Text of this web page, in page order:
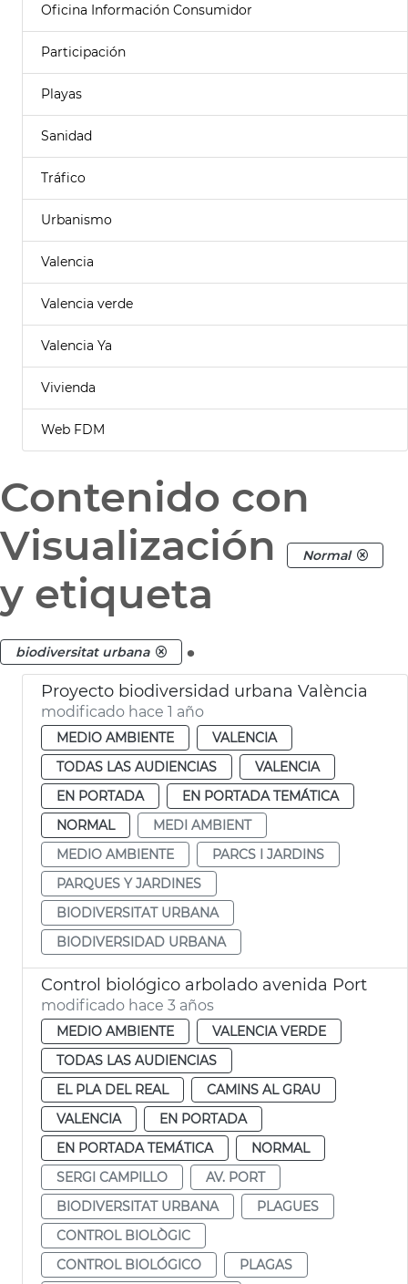
Oficina Información Consumidor
Participación
Playas
Sanidad
Tráfico
Urbanismo
Valencia
Valencia verde
Valencia Ya
Vivienda
Web FDM
Contenido con
Visualización
Normal
y etiqueta
biodiversitat urbana .
Proyecto biodiversidad urbana València
modificado hace 1 año
MEDIO AMBIENTE
VALENCIA
TODAS LAS AUDIENCIAS
VALENCIA
EN PORTADA
EN PORTADA TEMÁTICA
NORMAL
MEDI AMBIENT
MEDIO AMBIENTE
PARCS I JARDINS
PARQUES Y JARDINES
BIODIVERSITAT URBANA
BIODIVERSIDAD URBANA
Control biológico arbolado avenida Port
modificado hace 3 años
MEDIO AMBIENTE
VALENCIA VERDE
TODAS LAS AUDIENCIAS
EL PLA DEL REAL
CAMINS AL GRAU
VALENCIA
EN PORTADA
EN PORTADA TEMÁTICA
NORMAL
SERGI CAMPILLO
AV. PORT
BIODIVERSITAT URBANA
PLAGUES
CONTROL BIOLÒGIC
CONTROL BIOLÓGICO
PLAGAS